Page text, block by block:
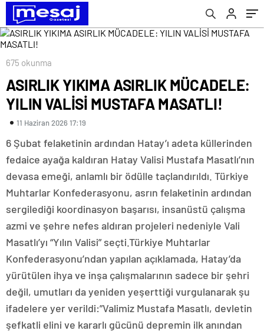
675 okunma
ASIRLIK YIKIMA ASIRLIK MÜCADELE:
YILIN VALİSİ MUSTAFA MASATLI!
11 Haziran 2026 17:19
6 Şubat felaketinin ardından Hatay’ı adeta küllerinden
fedaice ayağa kaldıran Hatay Valisi Mustafa Masatlı’nın
devasa emeği, anlamlı bir ödülle taçlandırıldı. Türkiye
Muhtarlar Konfederasyonu, asrın felaketinin ardından
sergilediği koordinasyon başarısı, insanüstü çalışma
azmi ve şehre nefes aldıran projeleri nedeniyle Vali
Masatlı’yı “Yılın Valisi” seçti.Türkiye Muhtarlar
Konfederasyonu’ndan yapılan açıklamada, Hatay’da
yürütülen ihya ve inşa çalışmalarının sadece bir şehri
değil, umutları da yeniden yeşerttiği vurgulanarak şu
ifadelere yer verildi:”Valimiz Mustafa Masatlı, devletin
şefkatli elini ve kararlı gücünü depremin ilk anından